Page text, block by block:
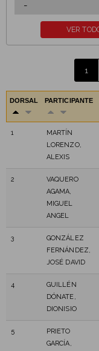
1
DORSAL PARTICIPANTE
1
MARTÍN
LORENZO,
ALEXIS
2
VAQUERO
AGAMA,
MIGUEL
ANGEL
3
GONZÁLEZ
FERNÁNDEZ,
JOSÉ DAVID
4
GUILLÉN
DÓNATE,
DIONISIO
5
PRIETO
GARCÍA,